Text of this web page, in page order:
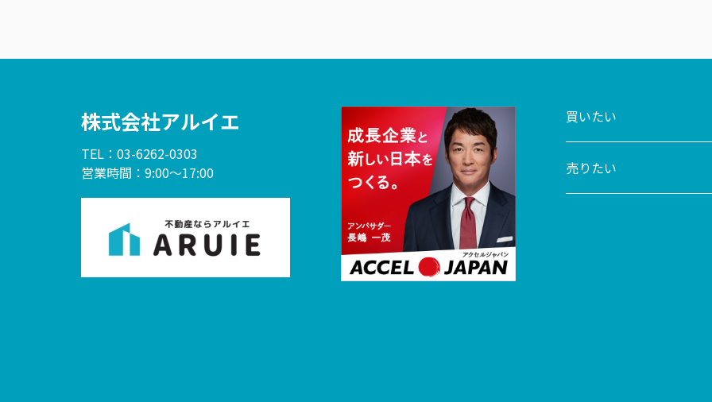
株式会社アルイエ
TEL：03-6262-0303
営業時間：9:00～17:00
買いたい
売りたい